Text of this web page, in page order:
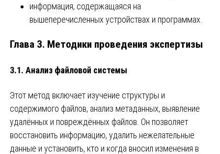
информация, содержащаяся на
вышеперечисленных устройствах и программах.
Глава 3. Методики проведения экспертизы
3.1. Анализ файловой системы
Этот метод включает изучение структуры и
содержимого файлов, анализ метаданных, выявление
удалённых и повреждённых файлов. Он позволяет
восстановить информацию, удалить нежелательные
данные и установить, кто и когда вносил изменения в